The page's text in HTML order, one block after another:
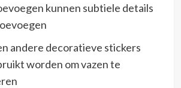
kunnen subtiele details
andere decoratieve stickers
worden om vazen te